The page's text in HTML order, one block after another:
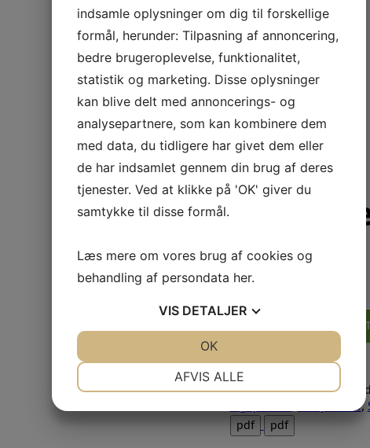
1VI
recycled
1VI
recycled
antal
Varenummer (SKU):
Rutsjebaner,
pdf
pdf
indsamle oplysninger om dig til forskellige
formål, herunder: Tilpasning af annoncering,
bedre brugeroplevelse, funktionalitet,
statistik og marketing. Disse oplysninger
kan blive delt med annoncerings- og
analysepartnere, som kan kombinere dem
med data, du tidligere har givet dem eller
de har indsamlet gennem din brug af deres
tjenester. Ved at klikke på 'OK' giver du
samtykke til disse formål.
Læs mere om vores brug af cookies og
behandling af persondata her.
VIS DETALJER
STATISTIK
AFVIS ALLE
OK